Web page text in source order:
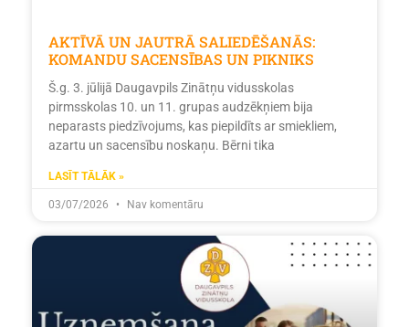
AKTĪVĀ UN JAUTRĀ SALIEDĒŠANĀS:
KOMANDU SACENSĪBAS UN PIKNIKS
Š.g. 3. jūlijā Daugavpils Zinātņu vidusskolas
pirmsskolas 10. un 11. grupas audzēkņiem bija
neparasts piedzīvojums, kas piepildīts ar smiekliem,
azartu un sacensību noskaņu. Bērni tika
LASĪT TĀLĀK »
03/07/2026 Nav komentāru